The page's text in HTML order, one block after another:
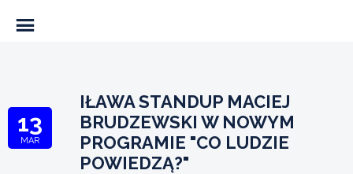
13
MAR
IŁAWA STANDUP MACIEJ
BRUDZEWSKI W NOWYM
PROGRAMIE "CO LUDZIE
POWIEDZĄ?"